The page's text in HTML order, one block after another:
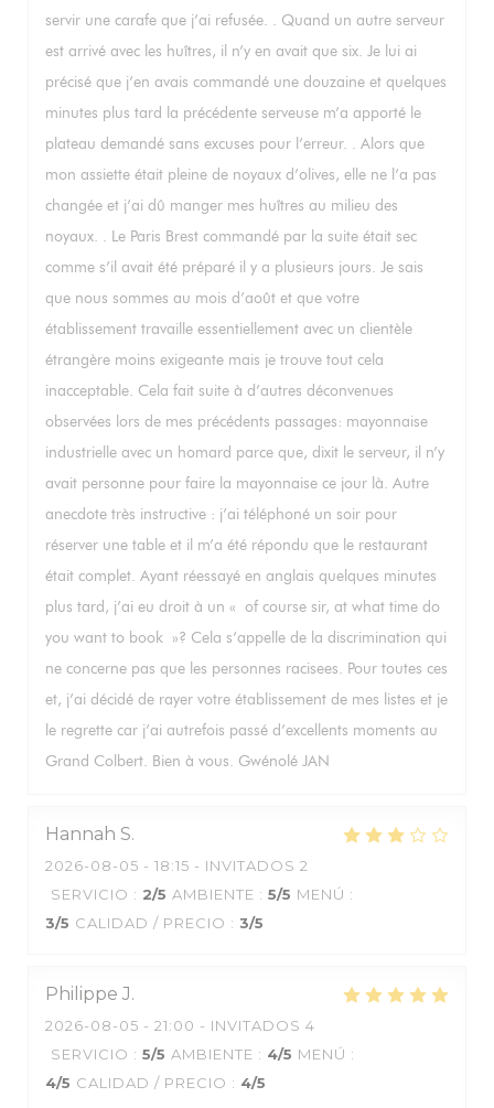
servir une carafe que j’ai refusée. . Quand un autre serveur
est arrivé avec les huîtres, il n’y en avait que six. Je lui ai
précisé que j’en avais commandé une douzaine et quelques
minutes plus tard la précédente serveuse m’a apporté le
plateau demandé sans excuses pour l’erreur. . Alors que
mon assiette était pleine de noyaux d’olives, elle ne l’a pas
changée et j’ai dû manger mes huîtres au milieu des
noyaux. . Le Paris Brest commandé par la suite était sec
comme s’il avait été préparé il y a plusieurs jours. Je sais
que nous sommes au mois d’août et que votre
établissement travaille essentiellement avec un clientèle
étrangère moins exigeante mais je trouve tout cela
inacceptable. Cela fait suite à d’autres déconvenues
observées lors de mes précédents passages: mayonnaise
industrielle avec un homard parce que, dixit le serveur, il n’y
avait personne pour faire la mayonnaise ce jour là. Autre
anecdote très instructive : j’ai téléphoné un soir pour
réserver une table et il m’a été répondu que le restaurant
était complet. Ayant réessayé en anglais quelques minutes
plus tard, j’ai eu droit à un « of course sir, at what time do
you want to book »? Cela s’appelle de la discrimination qui
ne concerne pas que les personnes racisees. Pour toutes ces
et, j’ai décidé de rayer votre établissement de mes listes et je
le regrette car j’ai autrefois passé d’excellents moments au
Grand Colbert. Bien à vous. Gwénolé JAN
Hannah S
2026-08-05 - 18:15 - INVITADOS 2
SERVICIO : 2/5 AMBIENTE : 5/5 MENÚ :
3/5 CALIDAD / PRECIO : 3/5
Philippe J
2026-08-05 - 21:00 - INVITADOS 4
SERVICIO : 5/5 AMBIENTE : 4/5 MENÚ :
4/5 CALIDAD / PRECIO : 4/5